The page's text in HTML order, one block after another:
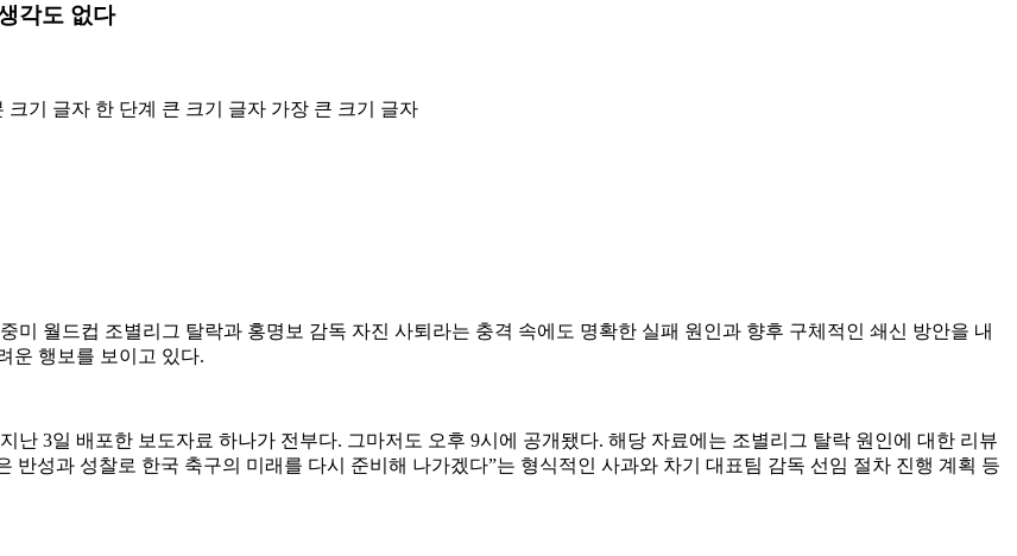
각도 없다
크기 글자 한 단계 큰 크기 글자 가장 큰 크기 글자
미 월드컵 조별리그 탈락과 홍명보 감독 자진 사퇴라는 충격 속에도 명확한 실패 원인과 향후 구체적인 쇄신 방안을 내
운 행보를 보이고 있다.
난 3일 배포한 보도자료 하나가 전부다. 그마저도 오후 9시에 공개됐다. 해당 자료에는 조별리그 탈락 원인에 대한 리뷰
반성과 성찰로 한국 축구의 미래를 다시 준비해 나가겠다”는 형식적인 사과와 차기 대표팀 감독 선임 절차 진행 계획 등